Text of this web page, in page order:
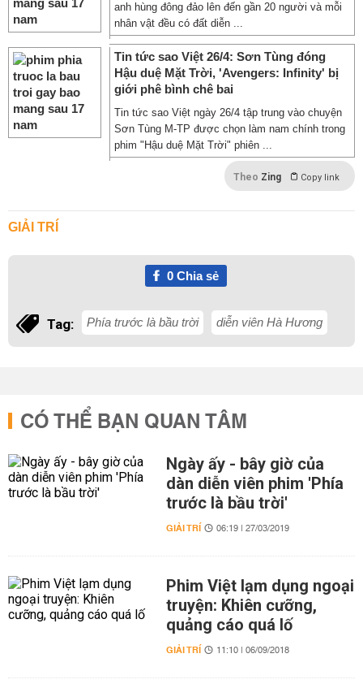
anh hùng đông đảo lên đến gần 20 người và mỗi
nhân vật đều có đất diễn ...
Tin tức sao Việt 26/4: Sơn Tùng đóng
Hậu duệ Mặt Trời, 'Avengers: Infinity' bị
giới phê bình chê bai
Tin tức sao Việt ngày 26/4 tập trung vào chuyện
Sơn Tùng M-TP được chọn làm nam chính trong
phim "Hậu duệ Mặt Trời" phiên ...
Theo Zing Copy link
GIẢI TRÍ
0Chia sẻ
Tag: Phía trước là bầu trời diễn viên Hà Hương
CÓ THỂ BẠN QUAN TÂM
Ngày ấy - bây giờ của
dàn diễn viên phim 'Phía
trước là bầu trời'
GIẢI TRÍ 06:19 | 27/03/2019
Phim Việt lạm dụng ngoại
truyện: Khiên cưỡng,
quảng cáo quá lố
GIẢI TRÍ 11:10 | 06/09/2018